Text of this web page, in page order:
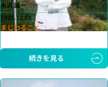
永沢 誠一
2015.12.08
まじわること
続きを見る